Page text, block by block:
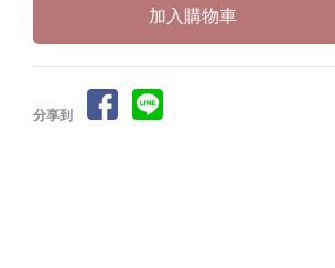
分享到